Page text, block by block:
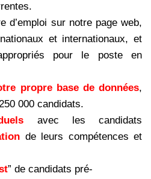
d’emploi sur notre page web,
et internationaux, et
pour le poste en
propre base de données,
000 candidats.
avec les candidats
de leurs compétences et
” de candidats pré-